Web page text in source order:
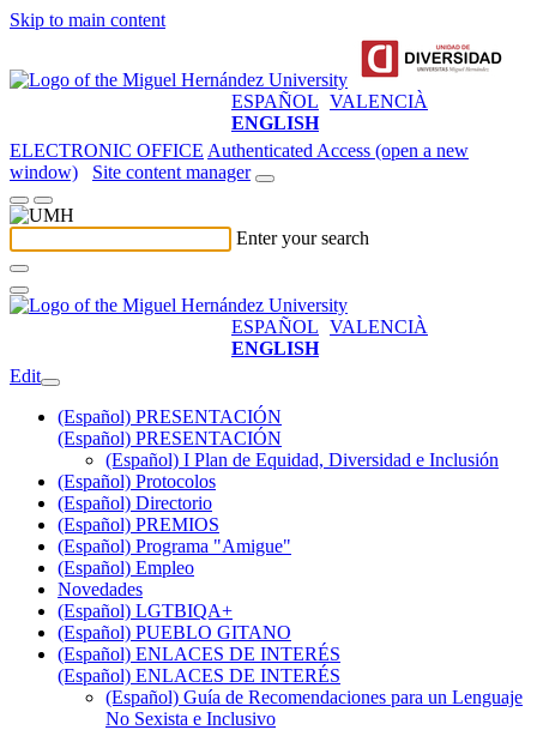
Skip to main content
ESPAÑOL VALENCIÀ
ENGLISH
ELECTRONIC OFFICE Authenticated Access (open a new
window)
Site content manager
Enter your search
ESPAÑOL VALENCIÀ
ENGLISH
Edit
(Español) PRESENTACIÓN
(Español) PRESENTACIÓN
(Español) I Plan de Equidad, Diversidad e Inclusión
(Español) Protocolos
(Español) Directorio
(Español) PREMIOS
(Español) Programa "Amigue"
(Español) Empleo
Novedades
(Español) LGTBIQA+
(Español) PUEBLO GITANO
(Español) ENLACES DE INTERÉS
(Español) ENLACES DE INTERÉS
(Español) Guía de Recomendaciones para un Lenguaje
No Sexista e Inclusivo